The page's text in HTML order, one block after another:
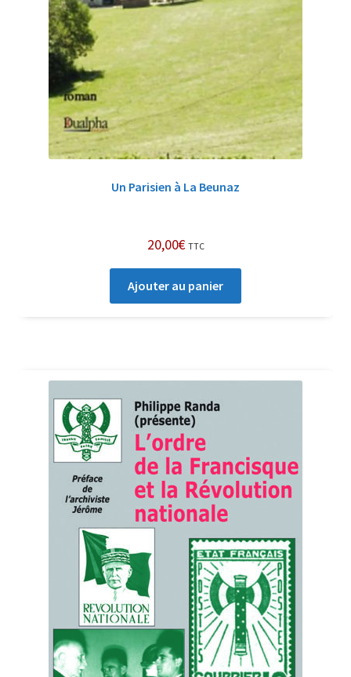
Un Parisien à La Beunaz
20,00€ TTC
Ajouter au panier